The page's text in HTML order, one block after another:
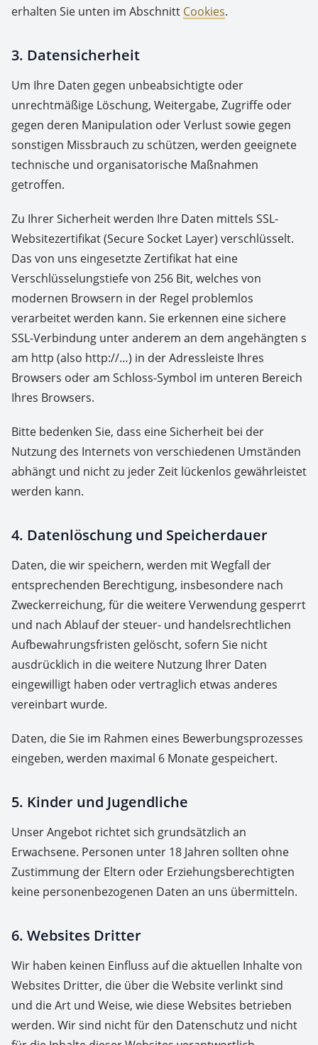
erhalten Sie unten im AbschnittCookies.
3. Datensicherheit
Um Ihre Daten gegen unbeabsichtigte oder
unrechtmäßige Löschung, Weitergabe, Zugriffe oder
gegen deren Manipulation oder Verlust sowie gegen
sonstigen Missbrauch zu schützen, werden geeignete
technische und organisatorische Maßnahmen
getroffen.
Zu Ihrer Sicherheit werden Ihre Daten mittels SSL-
Websitezertifikat (Secure Socket Layer) verschlüsselt.
Das von uns eingesetzte Zertifikat hat eine
Verschlüsselungstiefe von 256 Bit, welches von
modernen Browsern in der Regel problemlos
verarbeitet werden kann. Sie erkennen eine sichere
SSL-Verbindung unter anderem an dem angehängten s
am http (also http://…) in der Adressleiste Ihres
Browsers oder am Schloss-Symbol im unteren Bereich
Ihres Browsers.
Bitte bedenken Sie, dass eine Sicherheit bei der
Nutzung des Internets von verschiedenen Umständen
abhängt und nicht zu jeder Zeit lückenlos gewährleistet
werden kann.
4. Datenlöschung und Speicherdauer
Daten, die wir speichern, werden mit Wegfall der
entsprechenden Berechtigung, insbesondere nach
Zweckerreichung, für die weitere Verwendung gesperrt
und nach Ablauf der steuer- und handelsrechtlichen
Aufbewahrungsfristen gelöscht, sofern Sie nicht
ausdrücklich in die weitere Nutzung Ihrer Daten
eingewilligt haben oder vertraglich etwas anderes
vereinbart wurde.
Daten, die Sie im Rahmen eines Bewerbungsprozesses
eingeben, werden maximal 6 Monate gespeichert.
5. Kinder und Jugendliche
Unser Angebot richtet sich grundsätzlich an
Erwachsene. Personen unter 18 Jahren sollten ohne
Zustimmung der Eltern oder Erziehungsberechtigten
keine personenbezogenen Daten an uns übermitteln.
6. Websites Dritter
Wir haben keinen Einfluss auf die aktuellen Inhalte von
Websites Dritter, die über die Website verlinkt sind
und die Art und Weise, wie diese Websites betrieben
werden. Wir sind nicht für den Datenschutz und nicht